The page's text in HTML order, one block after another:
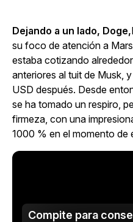
Dejando a un lado, Doge,
su foco de atención a
estaba cotizando
anteriores al tuit de Musk,
USD después. Desde
se ha tomado un respiro,
firmeza, con una
1000 % en el momento de
Compite para